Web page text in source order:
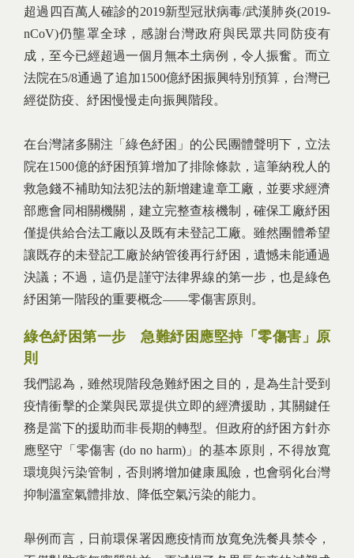
超過四百萬人確診的2019新型冠狀病毒/武漢肺炎(2019-
nCoV)仍壟罩全球，感謝台灣政府與民眾共同防疫有
成，至今已經超過一個月無本土病例，令人振奮。而立
法院在5/8通過了追加1500億紓困振興特別預算，台灣已
經從防疫、紓困慢慢走向振興階段。
在台灣諸多關注「綠色紓困」的公民團體聲明下，立法
院在1500億的紓困預算增加了排除條款，這筆納稅人的
救急錢不補助知法犯法的新增建違章工廠，並要求經濟
部應會同相關機關，建立完整查核機制，確保工廠紓困
僅提供給合法工廠以及既有未登記工廠。雖然團體希望
讓既存的未登記工廠於納管後再行紓困，遺憾未能通過
決議；不過，這仍是謹守法律界線的第一步，也是綠色
紓困第一階段的重要概念——零傷害原則。
綠色紓困第一步 急難紓困應堅持「零傷害」原
則
我們認為，雖然現階段急難紓困之目的，是為生計受到
疫情衝擊的企業與民眾提供立即的經濟援助，其關鍵任
務是當下的援助而非長期的轉型。但政府的紓困方針亦
應堅守「零傷害 (do no harm)」的基本原則，不得放寬
環境與污染管制，否則將增加健康風險，也會弱化台灣
抑制溫室氣體排放、降低空氣污染的能力。
舉例而言，日前環保署因應疫情而放寬免洗餐具禁令，